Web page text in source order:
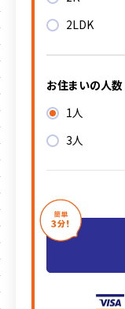
2LDK
お住まいの人数
1人
3人